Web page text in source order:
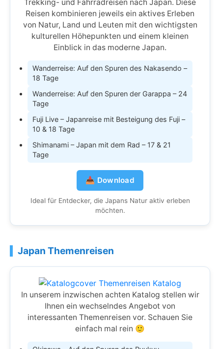
Trekking- und Fahrradreisen nach Japan. Diese
Reisen kombinieren jeweils ein aktives Erleben
von Natur, Land und Leuten mit den wichtigsten
kulturellen Höhepunkten und einem kleinen
Einblick in das moderne Japan.
Wanderreise: Auf den Spuren des Nakasendo –
18 Tage
Wanderreise: Auf den Spuren der Garappa – 24
Tage
Fuji Live – Japanreise mit Besteigung des Fuji –
10 & 18 Tage
Shimanami – Japan mit dem Rad – 17 & 21
Tage
📥 Download
Ideal für Entdecker, die Japans Natur aktiv erleben
möchten.
Japan Themenreisen
In unserem inzwischen achten Katalog stellen wir
Ihnen ein wechselndes Angebot von
interessanten Themenreisen vor. Schauen Sie
einfach mal rein 🙂